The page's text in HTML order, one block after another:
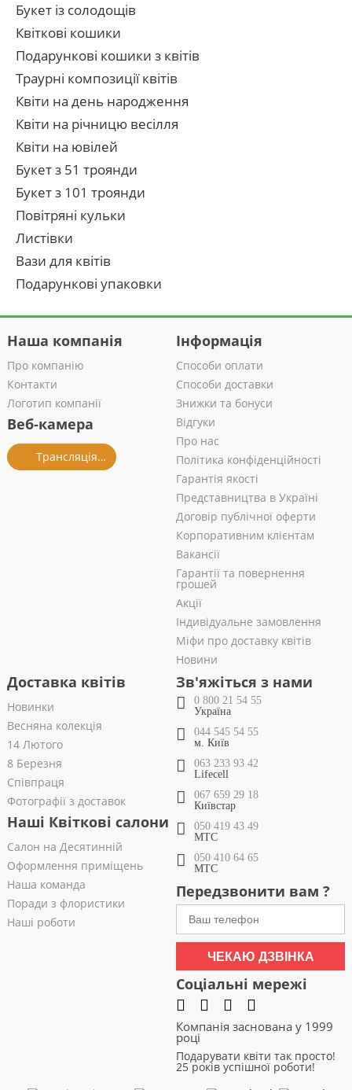
Букет із солодощів
Квіткові кошики
Подарункові кошики з квітів
Траурні композиції квітів
Квіти на день народження
Квіти на річницю весілля
Квіти на ювілей
Букет з 51 троянди
Букет з 101 троянди
Повітряні кульки
Листівки
Вази для квітів
Подарункові упаковки
Наша компанія
Про компанію
Контакти
Логотип компанії
Веб-камера
Трансляція із салону
Інформація
Способи оплати
Способи доставки
Знижки та бонуси
Відгуки
Про нас
Політика конфіденційності
Гарантія якості
Представництва в Україні
Договір публічної оферти
Корпоративним клієнтам
Вакансії
Гарантії та повернення
грошей
Акції
Індивідуальне замовлення
Міфи про доставку квітів
Новини
Доставка квітів
Новинки
Весняна колекція
14 Лютого
8 Березня
Співпраця
Фотографії з доставок
Наші Квіткові салони
Салон на Десятинній
Оформлення приміщень
Наша команда
Поради з флористики
Наші роботи
Зв'яжіться з нами
0 800 21 54 55
Україна
044 545 54 55
м. Київ
063 233 93 42
Lifecell
067 659 29 18
Київстар
050 419 43 49
МТС
050 410 64 65
МТС
Передзвонити вам ?
ЧЕКАЮ ДЗВІНКА
Соціальні мережі
Компанія заснована у 1999
році
Подарувати квіти так просто!
25 років успішної роботи!